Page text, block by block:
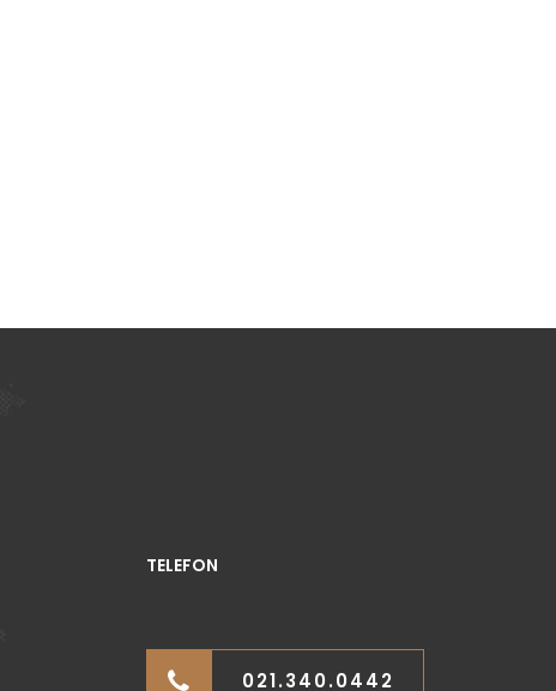
TELEFON
021.340.0442